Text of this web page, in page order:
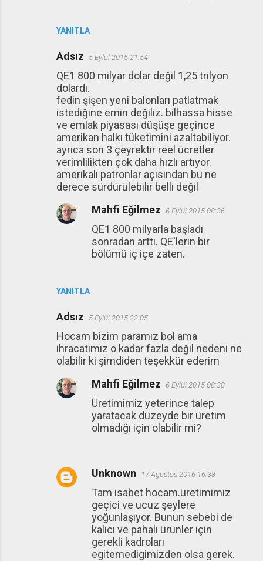
YANITLA
Adsız 5 Eylül 2015 21:54
QE1 800 milyar dolar değil 1,25 trilyon
dolardı.
fedin şişen yeni balonları patlatmak
istediğine emin değiliz. bilhassa hisse
ve emlak piyasası düşüşe geçince
amerikan halkı tüketimini azaltabiliyor.
ayrıca son 3 çeyrektir reel ücretler
verimlilikten çok daha hızlı artıyor.
amerikalı patronlar açısından bu ne
derece sürdürülebilir belli değil
YANITLA
Mahfi Eğilmez 6 Eylül 2015 08:36
QE1 800 milyarla başladı
sonradan arttı. QE'lerin bir
bölümü iç içe zaten.
Adsız 5 Eylül 2015 22:05
Hocam bizim paramız bol ama
ihracatımız o kadar fazla değil nedeni ne
olabilir ki şimdiden teşekkür ederim
Mahfi Eğilmez 6 Eylül 2015 08:38
Üretimimiz yeterince talep
yaratacak düzeyde bir üretim
olmadığı için olabilir mi?
Unknown 17 Ağustos 2016 16:38
Tam isabet hocam.üretimimiz
geçici ve ucuz şeylere
yoğunlaşıyor. Bunun sebebi de
kalıcı ve pahalı ürünler için
gerekli kadroları
egitemedigimizden olsa gerek.